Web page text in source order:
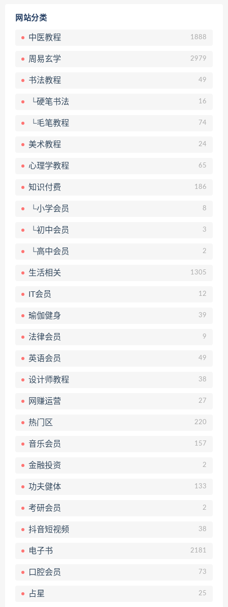
网站分类
中医教程 1888
周易玄学 2979
书法教程 49
└硬笔书法 16
└毛笔教程 74
美术教程 24
心理学教程 65
知识付费 186
└小学会员 8
└初中会员 3
└高中会员 2
生活相关 1305
IT会员 12
瑜伽健身 39
法律会员 9
英语会员 49
设计师教程 38
网赚运营 27
热门区 220
音乐会员 157
金融投资 2
功夫健体 133
考研会员 2
抖音短视频 38
电子书 2181
口腔会员 73
占星 25